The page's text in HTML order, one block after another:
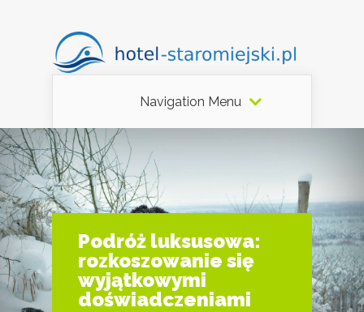
Navigation Menu
Podróż luksusowa:
rozkoszowanie się
wyjątkowymi
doświadczeniami